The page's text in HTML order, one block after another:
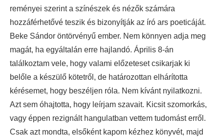
reményei szerint a színészek és nézők számára
hozzáférhetővé teszik és bizonyítják az író ars poeticáját.
Beke Sándor öntörvényű ember. Nem könnyen adja meg
magát, ha egyáltalán erre hajlandó. Április 8-án
találkoztam vele, hogy valami előzeteset csikarjak ki
belőle a készülő kötetről, de határozottan elhárította
kérésemet, hogy beszéljen róla. Nem kívánt nyilatkozni.
Azt sem óhajtotta, hogy leírjam szavait. Kicsit szomorkás,
vagy éppen rezignált hangulatban vettem tudomást erről.
Csak azt mondta, elsőként kapom kézhez könyvét, majd